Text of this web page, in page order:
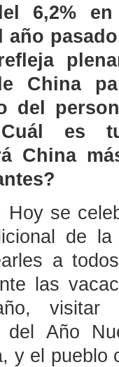
6,2%
año
China
del
es
China
Hoy se
de
a
las
visitar
del Año
y el pueblo